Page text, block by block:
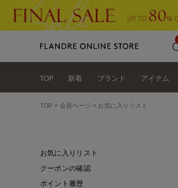
TOP 新着 ブランド アイテム
TOP 会員ページ お気に入りリスト
お気に入りリスト
クーポンの確認
ポイント履歴